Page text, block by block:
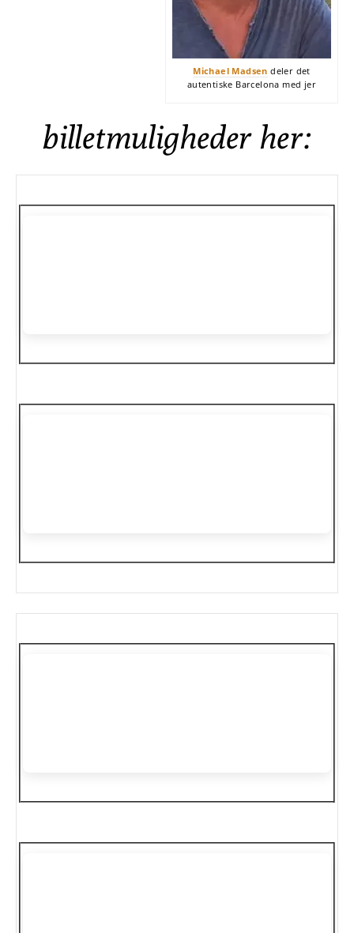
Michael Madsen deler det
autentiske Barcelona med jer
billetmuligheder her: